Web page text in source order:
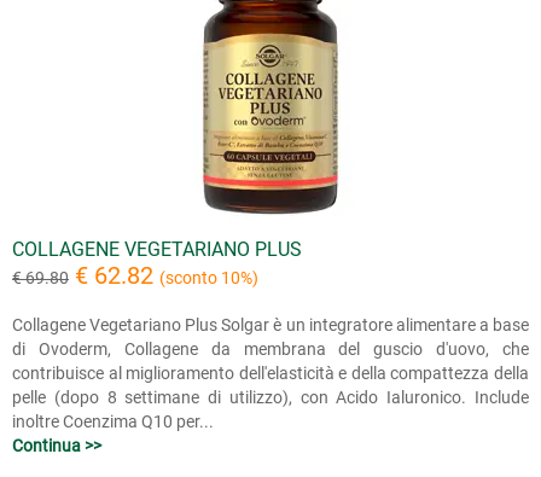
COLLAGENE VEGETARIANO PLUS
€ 69.80 € 62.82 (sconto 10%)
Collagene Vegetariano Plus Solgar è un integratore alimentare a base
di Ovoderm, Collagene da membrana del guscio d'uovo, che
contribuisce al miglioramento dell'elasticità e della compattezza della
pelle (dopo 8 settimane di utilizzo), con Acido Ialuronico. Include
inoltre Coenzima Q10 per...
Continua >>